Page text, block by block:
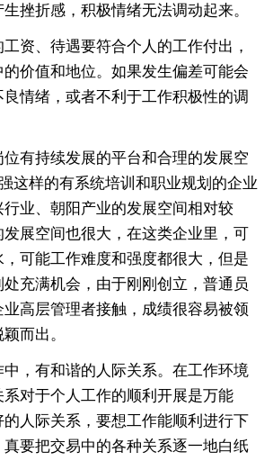
挫折感，积极情绪无法调动起来。
、待遇要符合个人的工作付出，
价值和地位。如果发生偏差可能会
情绪，或者不利于工作积极性的调
持续发展的平台和合理的发展空
这样的有系统培训和职业规划的企业
行业、朝阳产业的发展空间相对较
展空间也很大，在这类企业里，可
可能工作难度和强度都很大，但是
充满机会，由于刚刚创立，普通员
高层管理者接触，成绩很容易被领
而出。
有和谐的人际关系。在工作环境
系对于个人工作的顺利开展是万能
人际关系，要想工作能顺利进行下
要把交易中的各种关系逐一地白纸